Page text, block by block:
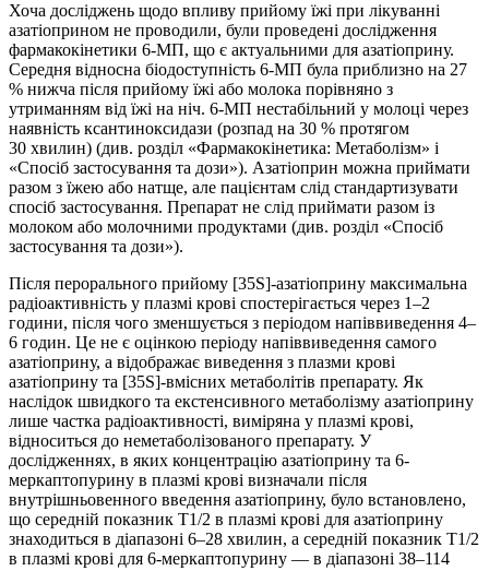
Хоча досліджень щодо впливу прийому їжі при лікуванні
азатіоприном не проводили, були проведені дослідження
фармакокінетики 6‑МП, що є актуальними для азатіоприну.
Середня відносна біодоступність 6‑МП була приблизно на 27
% нижча після прийому їжі або молока порівняно з
утриманням від їжі на ніч. 6‑МП нестабільний у молоці через
наявність ксантиноксидази (розпад на 30 % протягом
30 хвилин) (див. розділ «Фармакокінетика: Метаболізм» і
«Спосіб застосування та дози»). Азатіоприн можна приймати
разом з їжею або натще, але пацієнтам слід стандартизувати
спосіб застосування. Препарат не слід приймати разом із
молоком або молочними продуктами (див. розділ «Спосіб
застосування та дози»).
Після перорального прийому [35S]-азатіоприну максимальна
радіоактивність у плазмі крові спостерігається через 1–2
години, після чого зменшується з періодом напіввиведення 4–
6 годин. Це не є оцінкою періоду напіввиведення самого
азатіоприну, а відображає виведення з плазми крові
азатіоприну та [35S]-вмісних метаболітів препарату. Як
наслідок швидкого та екстенсивного метаболізму азатіоприну
лише частка радіоактивності, виміряна у плазмі крові,
відноситься до неметаболізованого препарату. У
дослідженнях, в яких концентрацію азатіоприну та 6-
меркаптопурину в плазмі крові визначали після
внутрішньовенного введення азатіоприну, було встановлено,
що середній показник T1/2 в плазмі крові для азатіоприну
знаходиться в діапазоні 6–28 хвилин, а середній показник T1/2
в плазмі крові для 6-меркаптопурину — в діапазоні 38–114